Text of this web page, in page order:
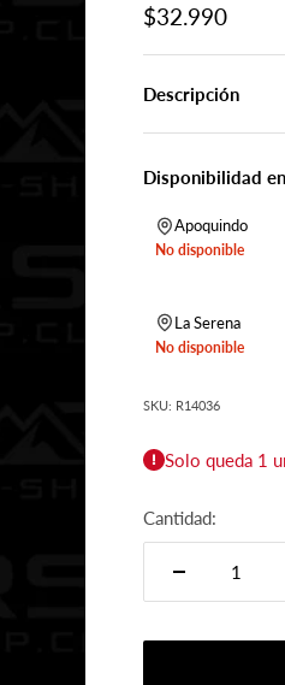
Precio de
$32.990
Descripción
Disponibilidad
Apoquindo
No disponible
La Serena
No disponible
SKU: R14036
Solo queda 1
Cantidad: